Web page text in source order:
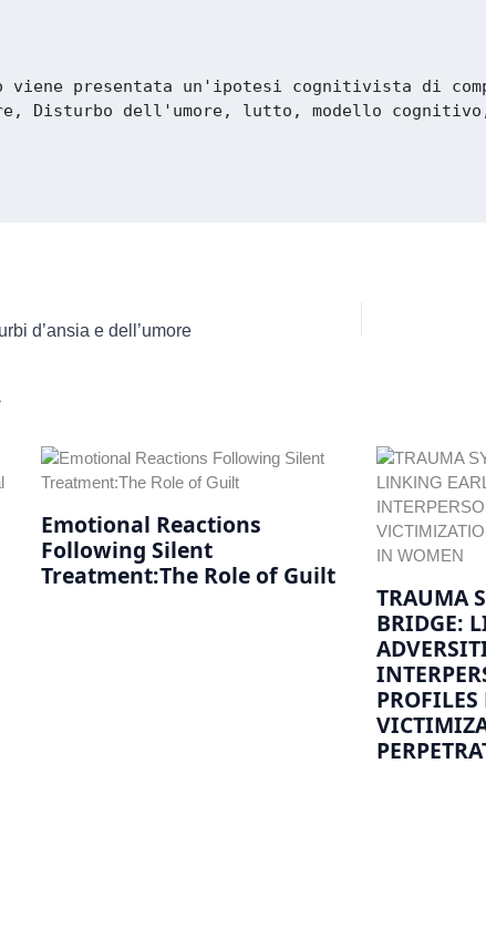
viene presentata un'ipotesi cognitivista di
Disturbo dell'umore, lutto, modello
d’ansia e dell’umore
Emotional Reactions
Following Silent
Treatment:The Role of Guilt
TRAUMA
BRIDGE:
PROFILES